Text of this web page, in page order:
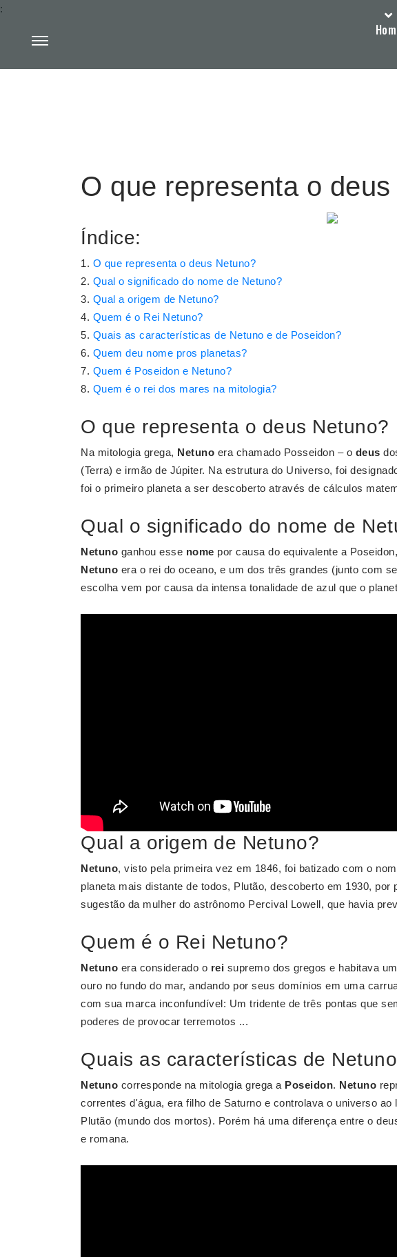
:
O que representa o
Índice:
O que representa o deus Netuno?
Qual o significado do nome de Netuno?
Qual a origem de Netuno?
Quem é o Rei Netuno?
Quais as características de Netuno e de Poseidon?
Quem deu nome pros planetas?
Quem é Poseidon e Netuno?
Quem é o rei dos mares na mitologia?
O que representa o deus Netuno?
Na mitologia grega, Netuno era chamado Posseidon – o deus
(Terra) e irmão de Júpiter. Na estrutura do Universo, foi
foi o primeiro planeta a ser descoberto através de cálculos
Qual o significado do nome de
Netuno ganhou esse nome por causa do equivalente a
Netuno era o rei do oceano, e um dos três grandes (junto com
escolha vem por causa da intensa tonalidade de azul que o
Qual a origem de Netuno?
Netuno, visto pela primeira vez em 1846, foi batizado com o
planeta mais distante de todos, Plutão, descoberto em 1930, por
sugestão da mulher do astrônomo Percival Lowell, que havia
Quem é o Rei Netuno?
Netuno era considerado o rei supremo dos gregos e habitava
ouro no fundo do mar, andando por seus domínios em uma
com sua marca inconfundível: Um tridente de três pontas que
poderes de provocar terremotos ...
Quais as características de
Netuno corresponde na mitologia grega a Poseidon. Netuno
correntes d'água, era filho de Saturno e controlava o universo
Plutão (mundo dos mortos). Porém há uma diferença entre o
e romana.